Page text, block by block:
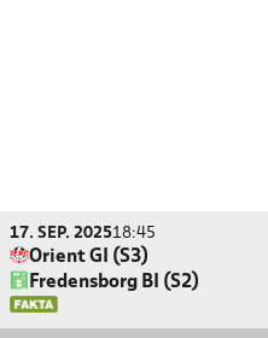
17. SEP. 202518:45
Orient GI (S3)
Fredensborg BI (S2)